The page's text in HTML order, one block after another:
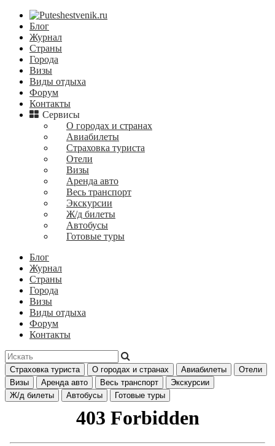
Блог
Журнал
Страны
Города
Визы
Виды отдыха
Форум
Контакты
Сервисы
О городах и странах
Авиабилеты
Страховка туриста
Отели
Визы
Аренда авто
Весь транспорт
Экскурсии
Ж/д билеты
Автобусы
Готовые туры
Блог
Журнал
Страны
Города
Визы
Виды отдыха
Форум
Контакты
Страховка туриста О городах и странах Авиабилеты
Отели
Визы
Аренда авто Весь транспорт
Экскурсии
Ж/д билеты
Автобусы Готовые туры